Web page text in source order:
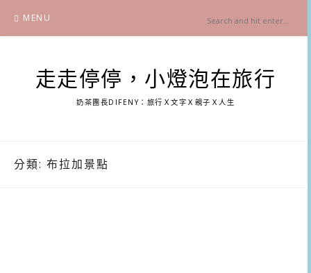
content
MENU
走走停停，小燈泡在旅行
奶茶團長DIFENY：旅行Ｘ文字Ｘ親子Ｘ人生
分類: 布拉加景點